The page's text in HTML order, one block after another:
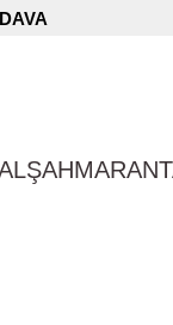
ŞAHMARAN